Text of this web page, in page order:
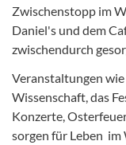
Zwischenstopp im
Daniel's und dem
zwischendurch
Veranstaltungen
Wissenschaft, das
Konzerte,
sorgen für Leben im